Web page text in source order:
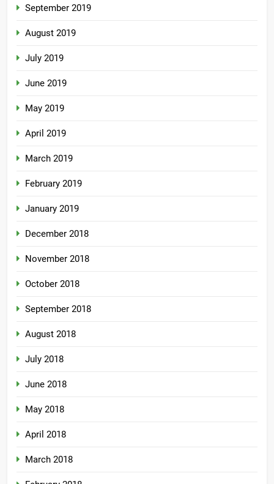
September 2019
August 2019
July 2019
June 2019
May 2019
April 2019
March 2019
February 2019
January 2019
December 2018
November 2018
October 2018
September 2018
August 2018
July 2018
June 2018
May 2018
April 2018
March 2018